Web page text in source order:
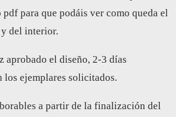
para que podáis ver como queda el
del interior.
aprobado el diseño, 2-3 días
los ejemplares solicitados.
a partir de la finalización del